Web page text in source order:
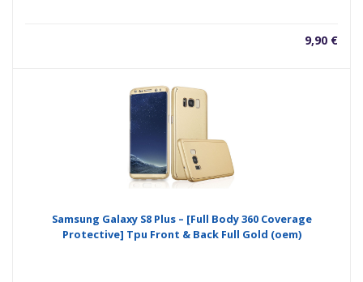
9,90 €
Samsung Galaxy S8 Plus – [Full Body 360 Coverage
Protective] Tpu Front & Back Full Gold (oem)